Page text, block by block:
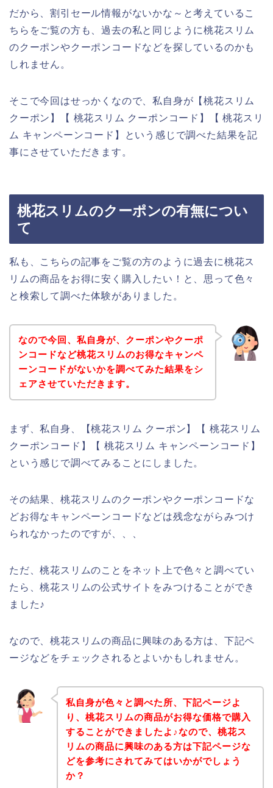
だから、割引セール情報がないかな～と考えているこ
ちらをご覧の方も、過去の私と同じように桃花スリム
のクーポンやクーポンコードなどを探しているのかも
しれません。
そこで今回はせっかくなので、私自身が【桃花スリム
クーポン】【 桃花スリム クーポンコード】【 桃花スリ
ム キャンペーンコード】という感じで調べた結果を記
事にさせていただきます。
桃花スリムのクーポンの有無につい
て
私も、こちらの記事をご覧の方のように過去に桃花ス
リムの商品をお得に安く購入したい！と、思って色々
と検索して調べた体験がありました。
なので今回、私自身が、クーポンやクーポ
ンコードなど桃花スリムのお得なキャンペ
ーンコードがないかを調べてみた結果をシ
ェアさせていただきます。
まず、私自身、【桃花スリム クーポン】【 桃花スリム
クーポンコード】【 桃花スリム キャンペーンコード】
という感じで調べてみることにしました。
その結果、桃花スリムのクーポンやクーポンコードな
どお得なキャンペーンコードなどは残念ながらみつけ
られなかったのですが、、、
ただ、桃花スリムのことをネット上で色々と調べてい
たら、桃花スリムの公式サイトをみつけることができ
ました♪
なので、桃花スリムの商品に興味のある方は、下記ペ
ージなどをチェックされるとよいかもしれません。
私自身が色々と調べた所、下記ページよ
り、桃花スリムの商品がお得な価格で購入
することができましたよ♪なので、桃花ス
リムの商品に興味のある方は下記ページな
どを参考にされてみてはいかがでしょう
か？